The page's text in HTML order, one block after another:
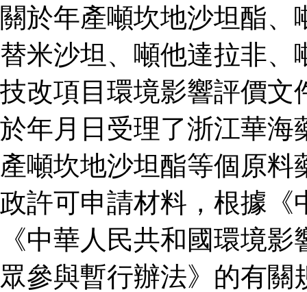
關於年產噸坎地沙坦酯
替米沙坦、噸他達拉非
技改項目環境影響評價文
於年月日受理了浙江華海
產噸坎地沙坦酯等個原
政許可申請材料，根據《
《中華人民共和國環境
眾參與暫行辦法》的有